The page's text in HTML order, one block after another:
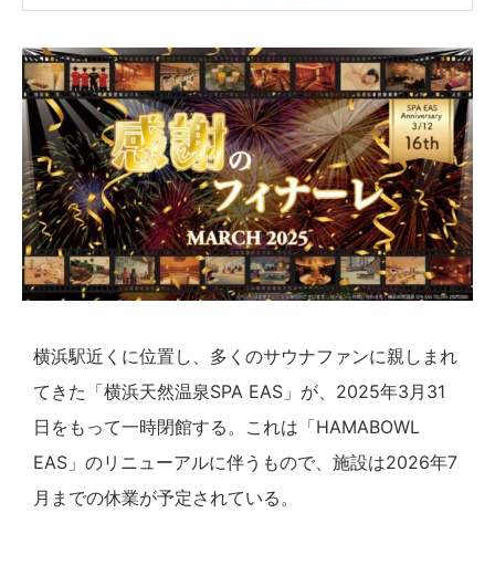
横浜駅近くに位置し、多くのサウナファンに親しまれ
てきた「横浜天然温泉SPA EAS」が、2025年3月31
日をもって一時閉館する。これは「HAMABOWL
EAS」のリニューアルに伴うもので、施設は2026年7
月までの休業が予定されている。